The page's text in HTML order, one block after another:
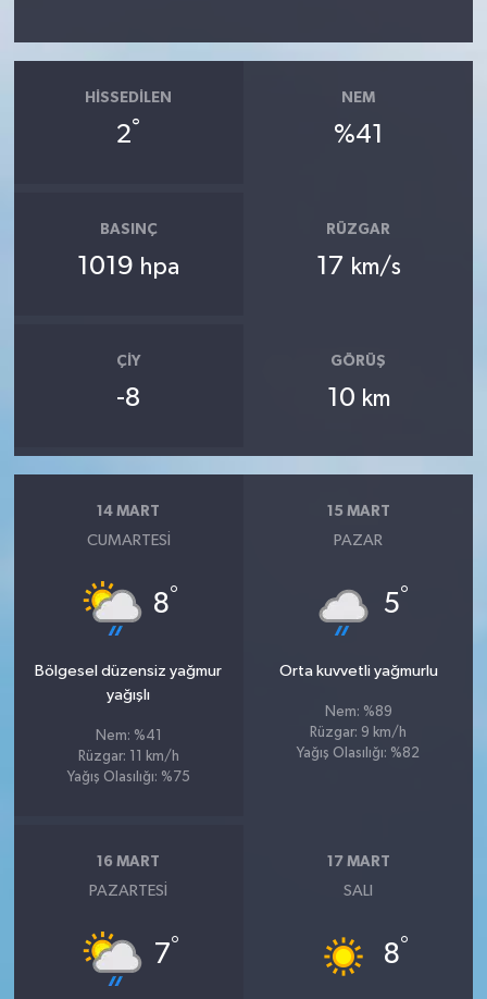
HISSEDILEN
2°
NEM
%41
BASINÇ
1019 hpa
RÜZGAR
17 km/s
ÇIY
-8
GÖRÜŞ
10 km
14 MART
CUMARTESI
8°
Bölgesel düzensiz yağmur
yağışlı
Nem: %41
Rüzgar: 11 km/h
Yağış Olasılığı: %75
15 MART
PAZAR
5°
Orta kuvvetli yağmurlu
Nem: %89
Rüzgar: 9 km/h
Yağış Olasılığı: %82
16 MART
PAZARTESI
7°
17 MART
SALI
8°